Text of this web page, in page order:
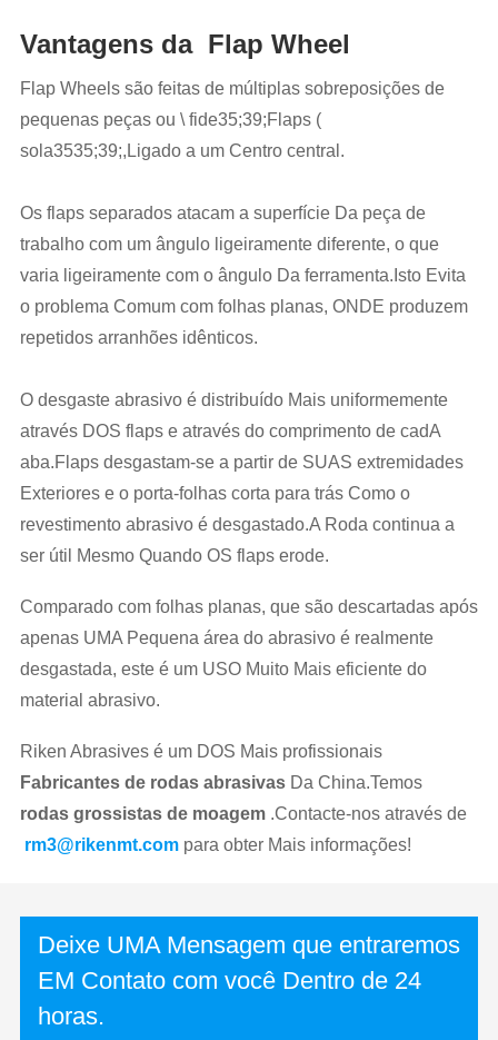
Vantagens da Flap Wheel
Flap Wheels são feitas de múltiplas sobreposições de
pequenas peças ou \ fide35;39;Flaps (
sola3535;39;,Ligado a um Centro central.
Os flaps separados atacam a superfície Da peça de
trabalho com um ângulo ligeiramente diferente, o que
varia ligeiramente com o ângulo Da ferramenta.Isto Evita
o problema Comum com folhas planas, ONDE produzem
repetidos arranhões idênticos.
O desgaste abrasivo é distribuído Mais uniformemente
através DOS flaps e através do comprimento de cadA
aba.Flaps desgastam-se a partir de SUAS extremidades
Exteriores e o porta-folhas corta para trás Como o
revestimento abrasivo é desgastado.A Roda continua a
ser útil Mesmo Quando OS flaps erode.
Comparado com folhas planas, que são descartadas após
apenas UMA Pequena área do abrasivo é realmente
desgastada, este é um USO Muito Mais eficiente do
material abrasivo.
Riken Abrasives é um DOS Mais profissionais
Fabricantes de rodas abrasivas Da China.Temos
rodas grossistas de moagem .Contacte-nos através de
rm3@rikenmt.com para obter Mais informações!
Deixe UMA Mensagem que entraremos
EM Contato com você Dentro de 24
horas.